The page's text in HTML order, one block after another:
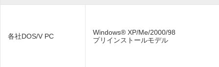
各社DOS/V PC
Windows® XP/Me/2000/98
プリインストールモデル